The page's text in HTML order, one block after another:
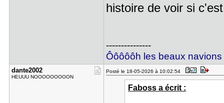
histoire de voir si
---------------
Ôôôôôh les beaux navions
dante2002
HEUUU NOOOOOOOOON
Posté le 18-05-2026 à 10:02:54
Faboss a écrit :